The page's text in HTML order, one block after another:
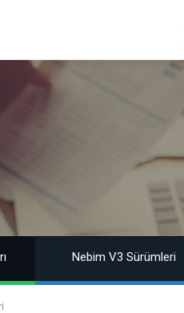
Nebim V3 Sürümleri